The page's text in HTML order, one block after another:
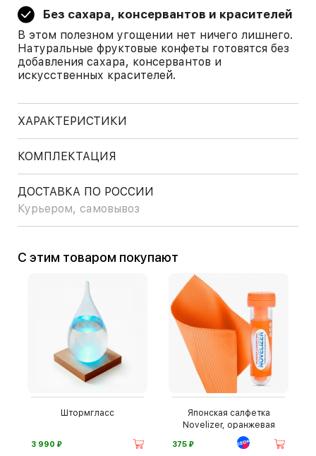
Без сахара, консервантов и красителей
В этом полезном угощении нет ничего лишнего.
Натуральные фруктовые конфеты готовятся без
добавления сахара, консервантов и
искусственных красителей.
ХАРАКТЕРИСТИКИ
КОМПЛЕКТАЦИЯ
ДОСТАВКА ПО РОССИИ
Курьером, самовывоз
С этим товаром покупают
Штормгласс
3 990 ⃏
Японская салфетка
Novelizer, оранжевая
375 ⃏